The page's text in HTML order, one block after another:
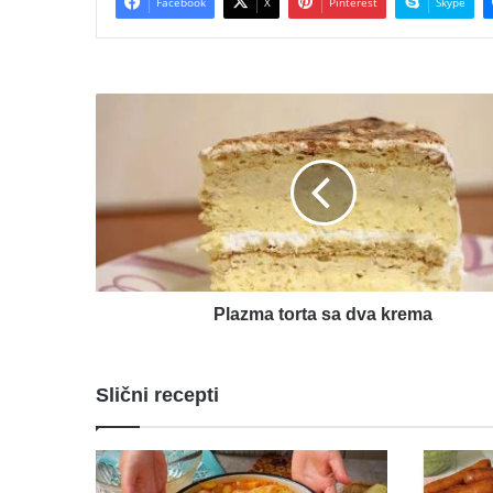
Plazma torta sa dva krema
Slični recepti